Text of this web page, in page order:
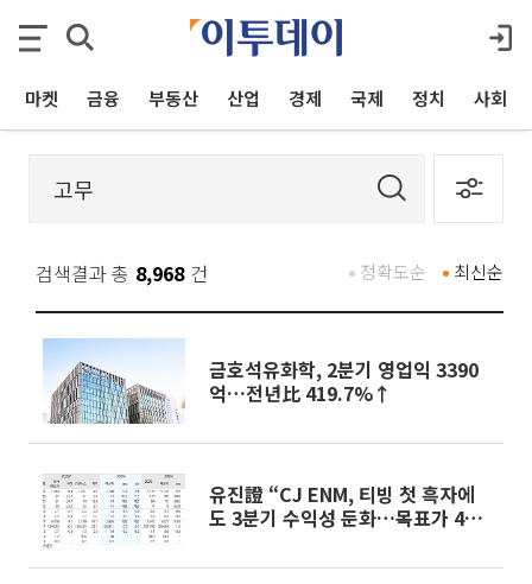
마켓 금융 부동산 산업 경제 국제 정치 사회
검색결과 총 8,968 건 최신순
정확도순
금호석유화학, 2분기 영업익 3390
억…전년比 419.7%↑
유진證 “CJ ENM, 티빙 첫 흑자에
도 3분기 수익성 둔화…목표가 4만